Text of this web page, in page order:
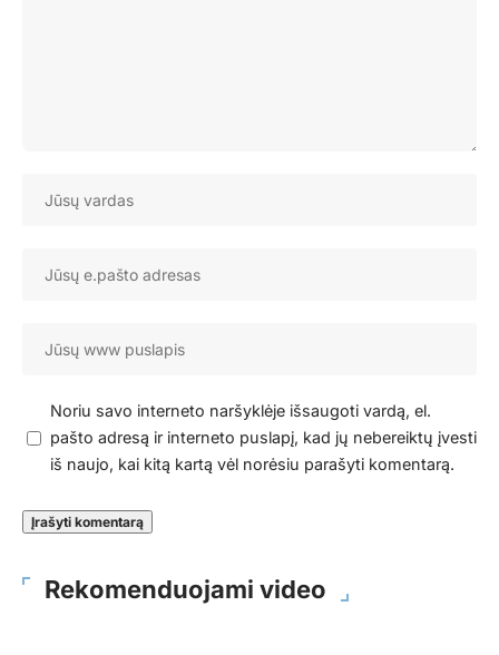
Noriu savo interneto naršyklėje išsaugoti vardą, el.
pašto adresą ir interneto puslapį, kad jų nebereiktų įvesti
iš naujo, kai kitą kartą vėl norėsiu parašyti komentarą.
Rekomenduojami video